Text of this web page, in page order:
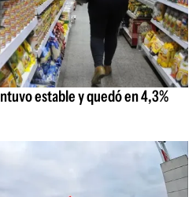
estable y quedó en 4,3%